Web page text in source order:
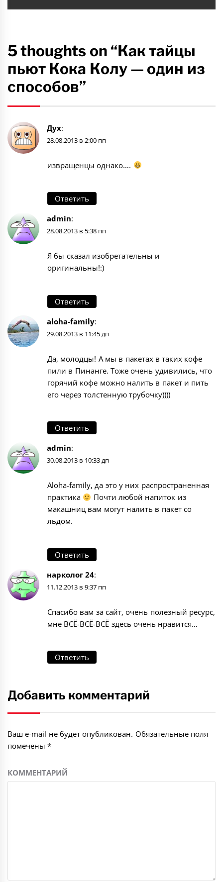
5 thoughts on “Как тайцы
пьют Кока Колу — один из
способов”
Дух:
28.08.2013 в 2:00 пп
извращенцы однако….
Ответить
admin:
28.08.2013 в 5:38 пп
Я бы сказал изобретательны и
оригинальны!:)
Ответить
aloha-family:
29.08.2013 в 11:45 дп
Да, молодцы! А мы в пакетах в таких кофе
пили в Пинанге. Тоже очень удивились, что
горячий кофе можно налить в пакет и пить
его через толстенную трубочку))))
Ответить
admin:
30.08.2013 в 10:33 дп
Aloha-family, да это у них распространенная
практика
Почти любой напиток из
макашниц вам могут налить в пакет со
льдом.
Ответить
нарколог 24:
11.12.2013 в 9:37 пп
Спасибо вам за сайт, очень полезный ресурс,
мне ВСЁ-ВСЁ-ВСЁ здесь очень нравится…
Ответить
Добавить комментарий
Ваш e-mail не будет опубликован. Обязательные поля
помечены*
КОММЕНТАРИЙ